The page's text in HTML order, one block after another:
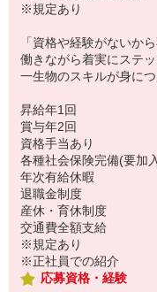
※規定あり
「資格や経験がないか
働きながら着実にステッ
一生物のスキルが身につ
昇給年1回
賞与年2回
資格手当あり
各種社会保険完備(要加
年次有給休暇
退職金制度
産休・育休制度
交通費全額支給
※規定あり
※正社員での紹介
応募資格・経験